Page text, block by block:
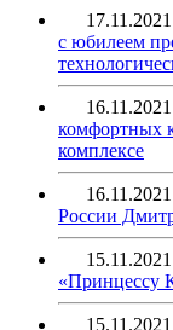
17.11.2021
с юбилеем
16.11.2021
комфортных
комплексе
16.11.2021
России
15.11.2021
«Принцессу
15.11.2021